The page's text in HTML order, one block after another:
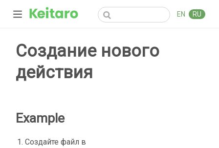
EN RU
Создание нового
действия
Example
Создайте файл в